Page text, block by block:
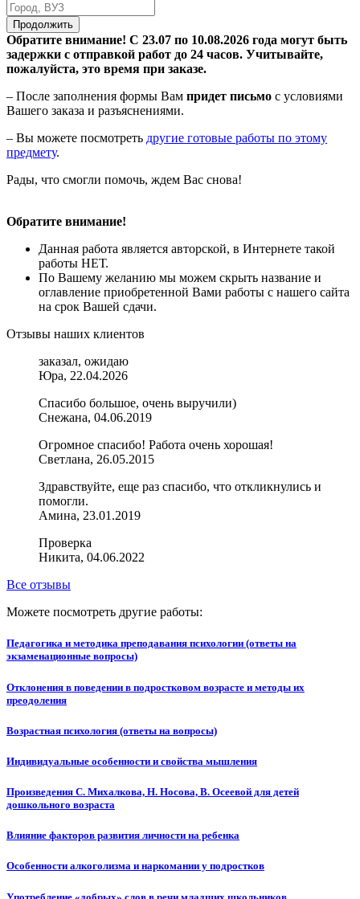
Продолжить
Обратите внимание! С 23.07 по 10.08.2026 года могут быть
задержки с отправкой работ до 24 часов. Учитывайте,
пожалуйста, это время при заказе.
– После заполнения формы Вам придет письмо с условиями
Вашего заказа и разъяснениями.
– Вы можете посмотреть другие готовые работы по этому
предмету.
Рады, что смогли помочь, ждем Вас снова!
Обратите внимание!
Данная работа является авторской, в Интернете такой
работы НЕТ.
По Вашему желанию мы можем скрыть название и
оглавление приобретенной Вами работы с нашего сайта
на срок Вашей сдачи.
Отзывы наших клиентов
заказал, ожидаю
Юра, 22.04.2026
Спасибо большое, очень выручили)
Снежана, 04.06.2019
Огромное спасибо! Работа очень хорошая!
Светлана, 26.05.2015
Здравствуйте, еще раз спасибо, что откликнулись и
помогли.
Амина, 23.01.2019
Проверка
Никита, 04.06.2022
Все отзывы
Можете посмотреть другие работы:
Педагогика и методика преподавания психологии (ответы на
экзаменационные вопросы)
Отклонения в поведении в подростковом возрасте и методы их
преодоления
Возрастная психология (ответы на вопросы)
Индивидуальные особенности и свойства мышления
Произведения С. Михалкова, Н. Носова, В. Осеевой для детей
дошкольного возраста
Влияние факторов развития личности на ребенка
Особенности алкоголизма и наркомании у подростков